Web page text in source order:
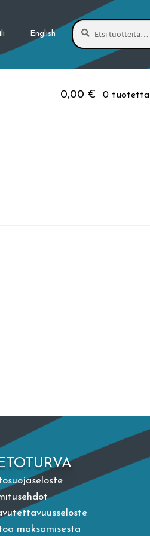
English
Etsi:
Haku
0,00 € 0 tuotetta
maksamisesta